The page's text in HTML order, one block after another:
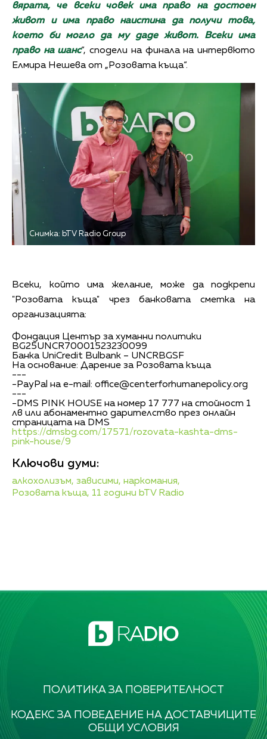
вярата, че всеки човек има право на достоен
живот и има право наистина да получи това,
което би могло да му даде живот. Всеки има
право на шанс“, сподели на финала на интервюто
Елмира Нешева от „Розовата къща“.
Снимка: bTV Radio Group
Всеки, който има желание, може да подкрепи
"Розовата къща" чрез банковата сметка на
организацията:
Фондация Център за хуманни политики
BG25UNCR70001523230099
Банка UniCredit Bulbank – UNCRBGSF
На основание: Дарение за Розовата къща
---
-PayPal на e-mail: office@centerforhumanepolicy.org
---
-DMS PINK HOUSE на номер 17 777 на стойност 1
лв или абонаментно дарителство през онлайн
страницата на DMS
https://dmsbg.com/17571/rozovata-kashta-dms-
pink-house/9
Ключови думи:
алкохолизъм, зависими, наркомания,
Розовата къща, 11 години bTV Radio
ПОЛИТИКА ЗА ПОВЕРИТЕЛНОСТ
КОДЕКС ЗА ПОВЕДЕНИЕ НА ДОСТАВЧИЦИТЕ
ОБЩИ УСЛОВИЯ